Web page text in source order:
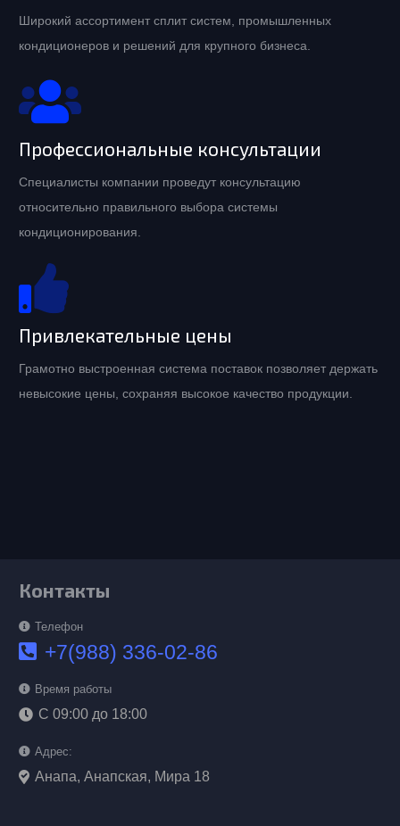
Широкий ассортимент сплит систем, промышленных
кондиционеров и решений для крупного бизнеса.
Профессиональные консультации
Специалисты компании проведут консультацию
относительно правильного выбора системы
кондиционирования.
Привлекательные цены
Грамотно выстроенная система поставок позволяет держать
невысокие цены, сохраняя высокое качество продукции.
Контакты
Телефон
+7(988) 336-02-86
Время работы
С 09:00 до 18:00
Адрес:
Анапа, Анапская, Мира 18